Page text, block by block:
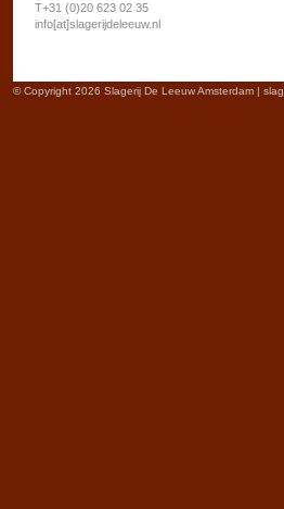
T+31 (0)20 623 02 35
info[at]slagerijdeleeuw.nl
© Copyright 2026 Slagerij De Leeuw Amsterdam |